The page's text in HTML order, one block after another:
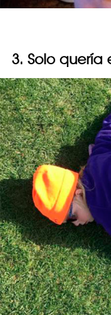
3. Solo quería